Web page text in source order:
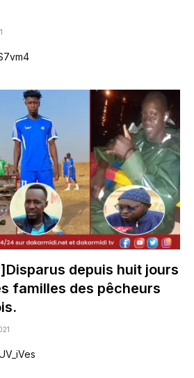
depuis huit jours
familles des pêcheurs